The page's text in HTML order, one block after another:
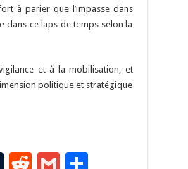
à parier que l’impasse dans
dans ce laps de temps selon la
et à la mobilisation, et
politique et stratégique
T R G